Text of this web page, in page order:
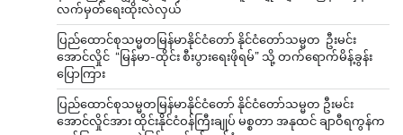
လက်မှတ်ရေးထိုးလဲလှယ်
ပြည်ထောင်စုသမ္မတမြန်မာနိုင်ငံတော် နိုင်ငံတော်သမ္မတ ဦးမင်း
အောင်လှိုင် “မြန်မာ-ထိုင်း စီးပွားရေးဖိုရမ်” သို့ တက်ရောက်မိန့်ခွန်း
ပြောကြား
ပြည်ထောင်စုသမ္မတမြန်မာနိုင်ငံတော် နိုင်ငံတော်သမ္မတ ဦးမင်း
အောင်လှိုင်အား ထိုင်းနိုင်ငံဝန်ကြီးချုပ် မစ္စတာ အနုထင် ချာဝီရကွန်က